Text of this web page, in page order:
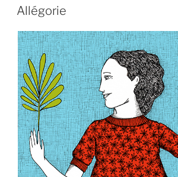
LE
Allégorie